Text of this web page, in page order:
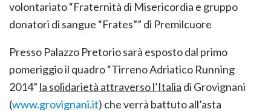
volontariato “Fraternità di Misericordia e gruppo
donatori di sangue “Frates”” di Premilcuore
Presso Palazzo Pretorio sarà esposto dal primo
pomeriggio il quadro “Tirreno Adriatico Running
2014” la solidarietà attraverso l’Italia di Grovignani
(www.grovignani.it) che verrà battuto all’asta